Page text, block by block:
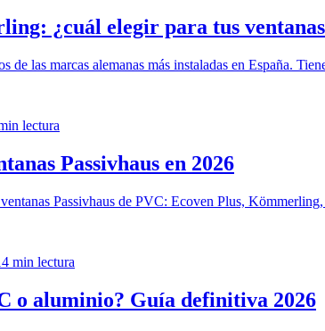
¿cuál elegir para tus
de las marcas alemanas más instaladas en España.
lectura
Passivhaus en 2026
Passivhaus de PVC: Ecoven Plus,
min lectura
o aluminio? Guía definitiva 2026